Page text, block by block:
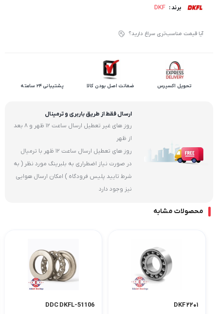
برند : DKF
آیا قیمت مناسب‌تری سراغ دارید؟
تحویل اکسپرس ضمانت اصل بودن کالا پشتیبانی 24 ساعته
ارسال فقط از طریق باربری و ترمینال
روز های غیر تعطیل ارسال ساعت 12 ظهر و 8 بعد
از ظهر
روز های تعطیل ارسال ساعت 12 ظهر با ترمیال
در صورت نیاز اضطراری به بلبرینگ مورد نظر ( به
شرط تایید پلیس فرودگاه ) امکان ارسال هوایی
نیز وجود دارد
محصولات مشابه
۲۲۰۱ DKF 51106-DDC DKFL